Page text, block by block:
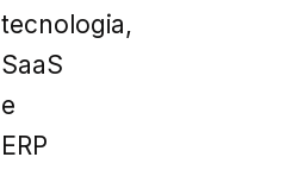
tecnologia,
SaaS
e
ERP